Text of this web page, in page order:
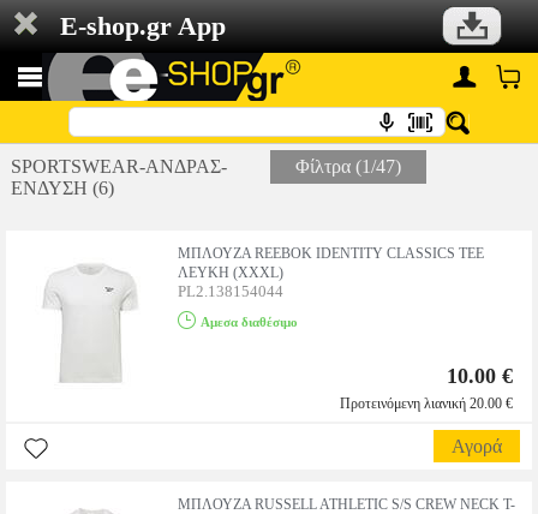
E-shop.gr App
SPORTSWEAR-ΑΝΔΡΑΣ-
ΕΝΔΥΣΗ (6)
Φίλτρα (1/47)
ΜΠΛΟΥΖΑ REEBOK IDENTITY CLASSICS TEE
ΛΕΥΚΗ (XXXL)
PL2.138154044
Αμεσα διαθέσιμο
10.00 €
Προτεινόμενη λιανική 20.00 €
Αγορά
ΜΠΛΟΥΖΑ RUSSELL ATHLETIC S/S CREW NECK T-